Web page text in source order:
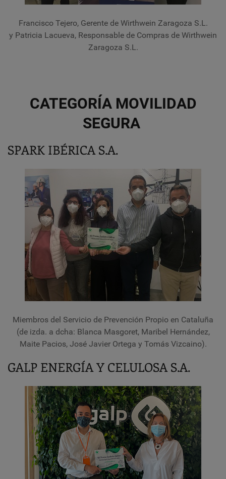
Francisco Tejero, Gerente de Wirthwein Zaragoza S.L.
y Patricia Lacueva, Responsable de Compras de Wirthwein
Zaragoza S.L.
CATEGORÍA MOVILIDAD
SEGURA
SPARK IBÉRICA S.A.
Miembros del Servicio de Prevención Propio en Cataluña
(de izda. a dcha: Blanca Masgoret, Maribel Hernández,
Maite Pacios, José Javier Ortega y Tomás Vizcaino).
GALP ENERGÍA Y CELULOSA S.A.